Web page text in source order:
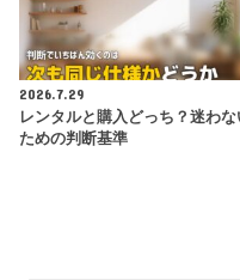
2026.7.29
レンタルと購入どっち？迷わな
ための判断基準